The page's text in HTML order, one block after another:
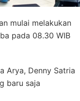
mulai melakukan
pada 08.30 WIB
Arya, Denny Satria
baru saja